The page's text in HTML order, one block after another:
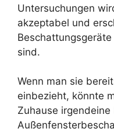
Untersuchungen
akzeptabel und
sind.
Wenn man sie
einbezieht, könnte
Zuhause irgendeine